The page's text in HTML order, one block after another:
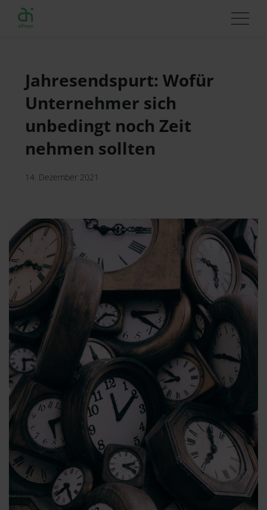
Jahresendspurt: Wofür
Unternehmer sich
unbedingt noch Zeit
nehmen sollten
14. Dezember 2021